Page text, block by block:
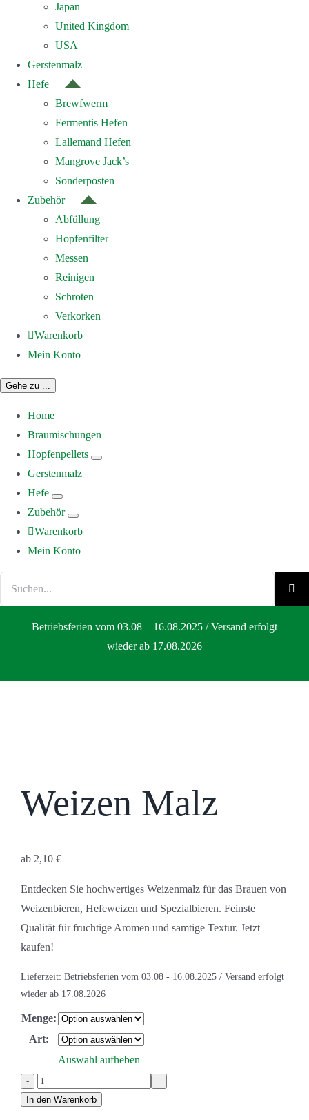
Japan
United Kingdom
USA
Gerstenmalz
Hefe
Brewfwerm
Fermentis Hefen
Lallemand Hefen
Mangrove Jack’s
Sonderposten
Zubehör
Abfüllung
Hopfenfilter
Messen
Reinigen
Schroten
Verkorken
Warenkorb
Mein Konto
Gehe zu ...
Home
Braumischungen
Hopfenpellets
Gerstenmalz
Hefe
Zubehör
Warenkorb
Mein Konto
Betriebsferien vom 03.08 – 16.08.2025 / Versand erfolgt
wieder ab 17.08.2026
Weizen Malz
ab 2,10 €
Entdecken Sie hochwertiges Weizenmalz für das Brauen von
Weizenbieren, Hefeweizen und Spezialbieren. Feinste
Qualität für fruchtige Aromen und samtige Textur. Jetzt
kaufen!
Lieferzeit: Betriebsferien vom 03.08 - 16.08.2025 / Versand erfolgt
wieder ab 17.08.2026
Menge:
Art:
Auswahl aufheben
Weizen
Malz
In den Warenkorb